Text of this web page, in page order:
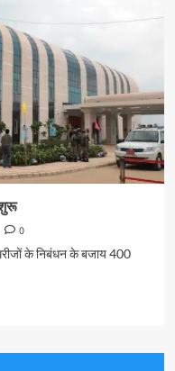
0
के निबंधन के बजाय 400